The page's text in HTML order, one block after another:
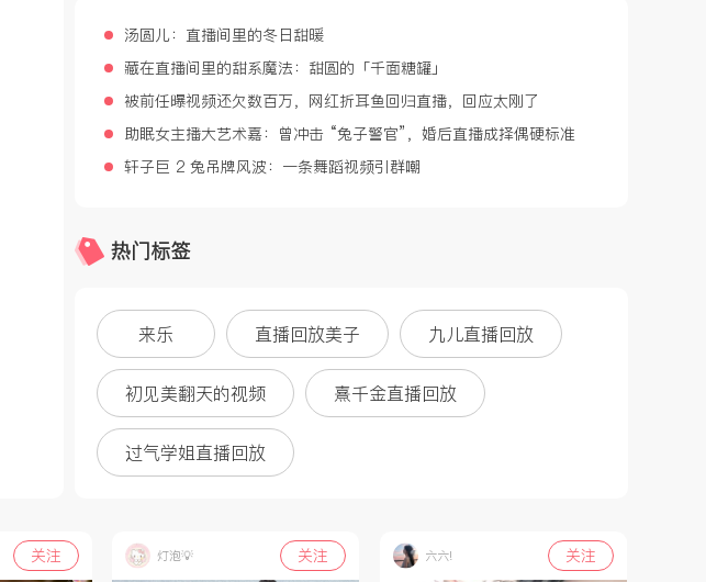
汤圆儿：直播间里的冬日甜暖
藏在直播间里的甜系魔法：甜圆的「千面糖罐」
被前任曝视频还欠数百万，网红折耳鱼回归直播，回应太刚了
助眠女主播大艺术嘉：曾冲击 “兔子警官”，婚后直播成择偶硬标准
轩子巨 2 兔吊牌风波：一条舞蹈视频引群嘲
热门标签
来乐 直播回放美子 九儿直播回放
初见美翻天的视频 熹千金直播回放
过气学姐直播回放
关注 灯泡💡 关注 六六! 关注